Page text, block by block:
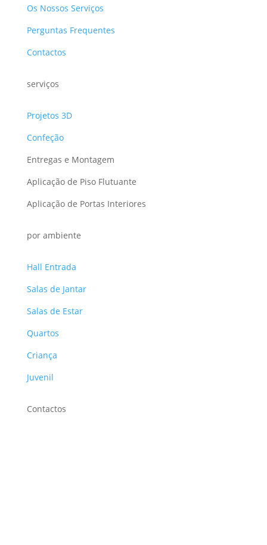
Os Nossos Serviços
Perguntas Frequentes
Contactos
serviços
Projetos 3D
Confeção
Entregas e Montagem
Aplicação de Piso Flutuante
Aplicação de Portas Interiores
por ambiente
Hall Entrada
Salas de Jantar
Salas de Estar
Quartos
Criança
Juvenil
Contactos